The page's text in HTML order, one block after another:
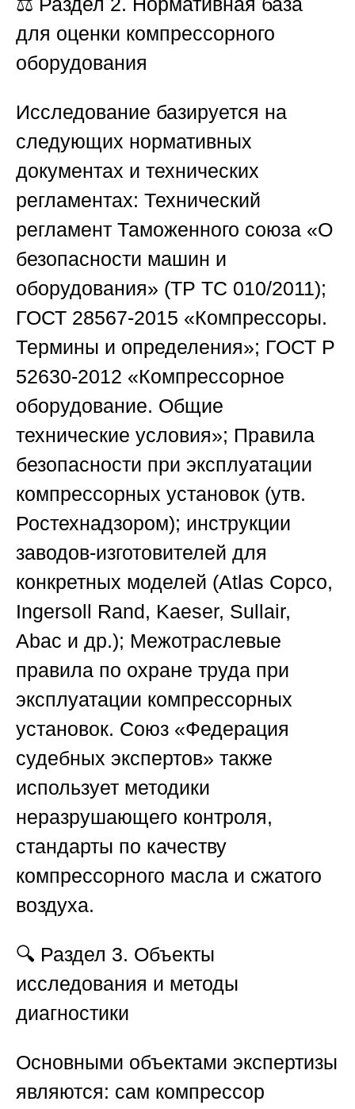
для оценки компрессорного
оборудования
Исследование базируется на
следующих нормативных
документах и технических
регламентах: Технический
регламент Таможенного союза «О
безопасности машин и
оборудования» (ТР ТС 010/2011);
ГОСТ 28567-2015 «Компрессоры.
Термины и определения»; ГОСТ Р
52630-2012 «Компрессорное
оборудование. Общие
технические условия»; Правила
безопасности при эксплуатации
компрессорных установок (утв.
Ростехнадзором); инструкции
заводов-изготовителей для
конкретных моделей (Atlas Copco,
Ingersoll Rand, Kaeser, Sullair,
Abac и др.); Межотраслевые
правила по охране труда при
эксплуатации компрессорных
установок. Союз «Федерация
судебных экспертов» также
использует методики
неразрушающего контроля,
стандарты по качеству
компрессорного масла и сжатого
воздуха.
🔍 Раздел 3. Объекты
исследования и методы
диагностики
Основными объектами экспертизы
являются: сам компрессор